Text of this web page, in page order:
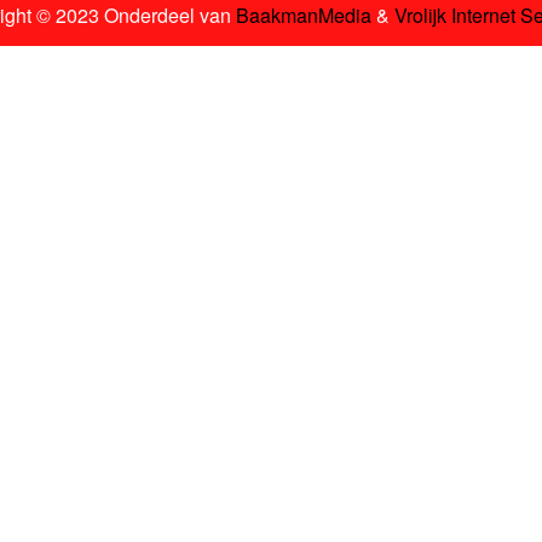
© 2023 Onderdeel van BaakmanMedia& Vrolijk Internet